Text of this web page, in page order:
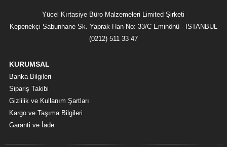
Yücel Kırtasiye Büro Malzemeleri Limited Şirketi
Kepenekçi Sabunhane Sk. Yaprak Han No: 33/C Eminönü - İSTANBUL
(0212) 511 33 47
KURUMSAL
Banka Bilgileri
Sipariş Takibi
Gizlilik ve Kullanım Şartları
Kargo ve Taşıma Bilgileri
Garanti ve İade